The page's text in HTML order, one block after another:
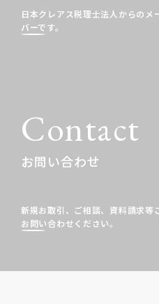
日本クレアス税理士法人からのメ
バーです。
Contact
お問い合わせ
新規お取引、ご相談、資料請求等
お問い合わせください。